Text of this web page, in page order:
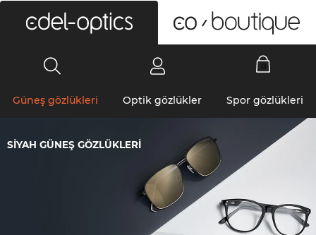
Güneş gözlükleri Optik gözlükler Spor gözlükleri
SIYAH GÜNEŞ GÖZLÜKLERI